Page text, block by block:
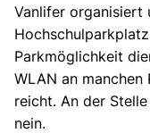
Vanlifer organisiert
Parkmöglichkeit
WLAN an
reicht. An der
nein.